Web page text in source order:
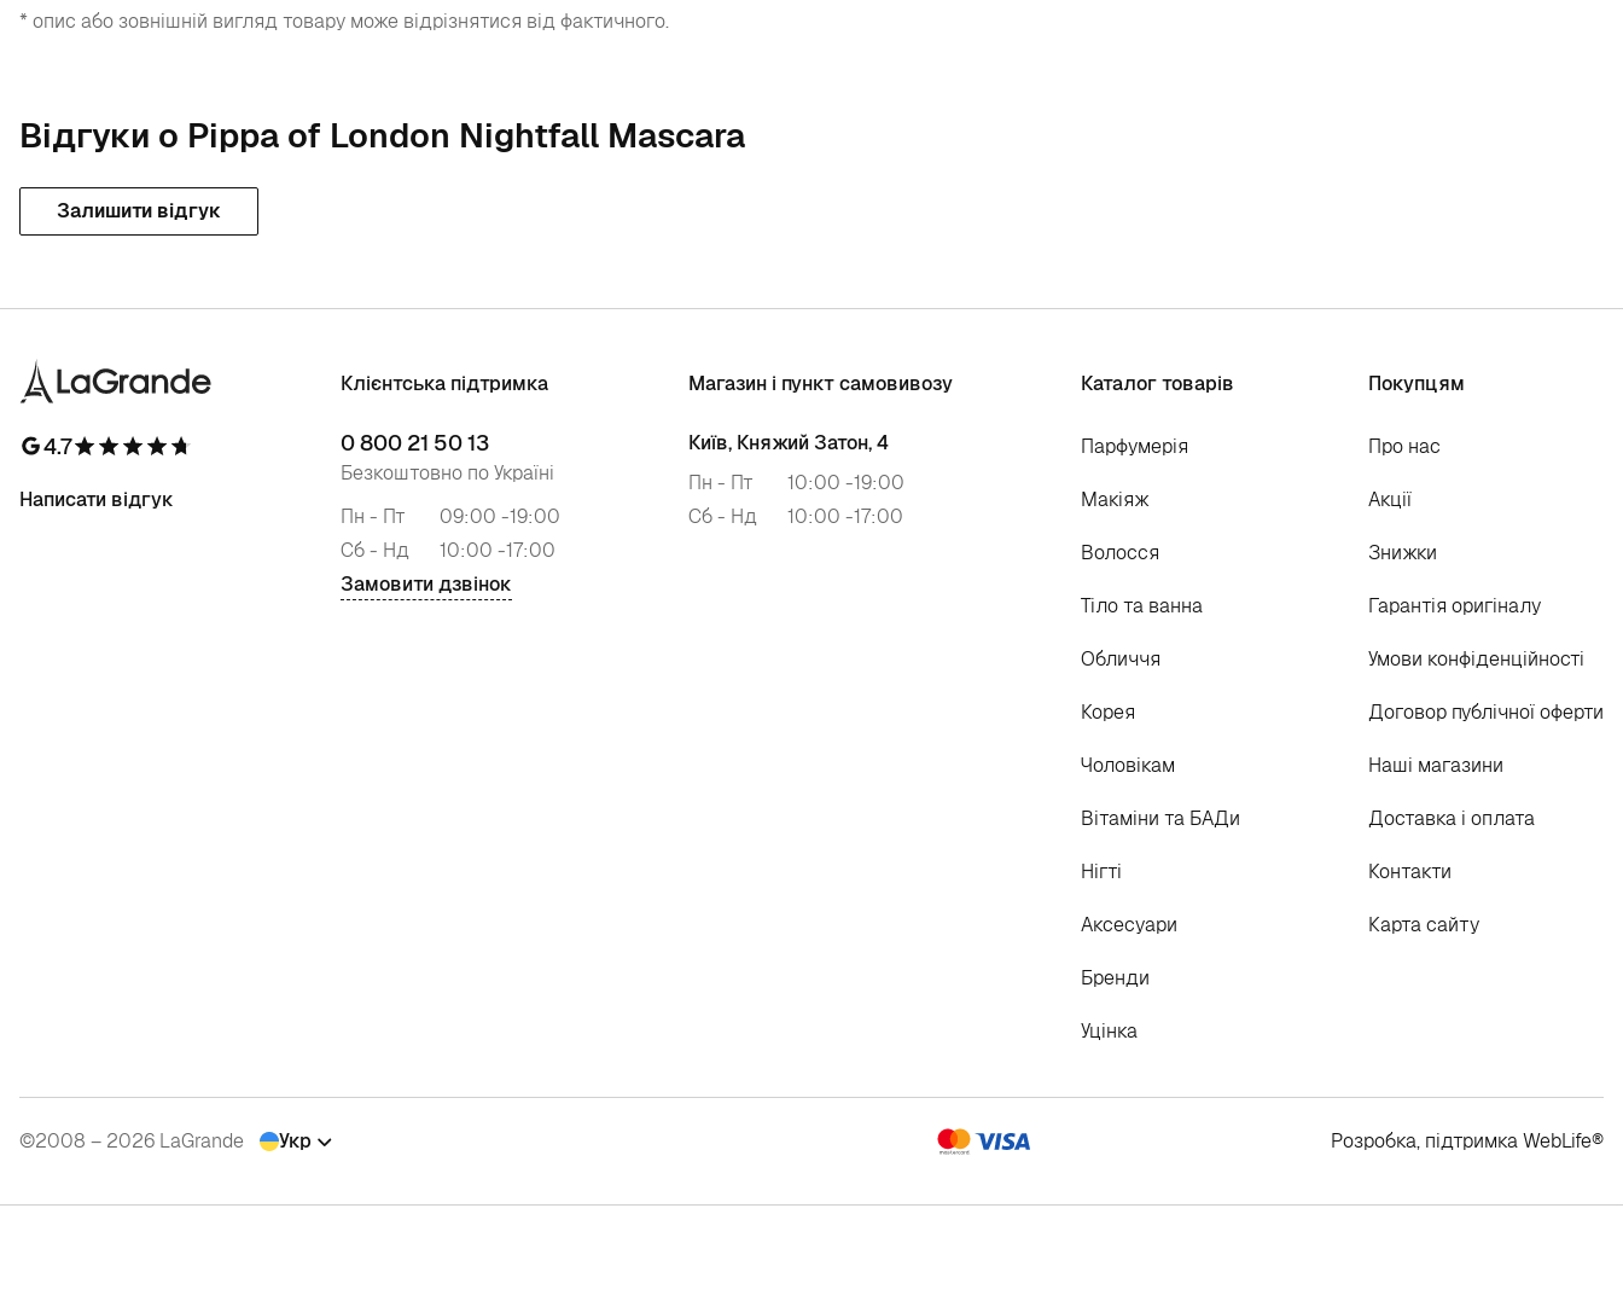
* опис або зовнішній вигляд товару може відрізнятися від фактичного.
Відгуки о Pippa of London Nightfall Mascara
Залишити відгук
4.7
Написати відгук
Клієнтська підтримка
0 800 21 50 13
Безкоштовно по Україні
Пн - Пт
09:00 -19:00
Сб - Нд
10:00 -17:00
Замовити дзвінок
Магазин і пункт самовивозу
Київ, Княжий Затон, 4
Пн - Пт
10:00 -19:00
Сб - Нд
10:00 -17:00
Каталог товарів
Парфумерія
Макіяж
Волосся
Тіло та ванна
Обличчя
Корея
Чоловікам
Вітаміни та БАДи
Нігті
Аксесуари
Бренди
Уцінка
Покупцям
Про нас
Акції
Знижки
Гарантія оригіналу
Умови конфіденційності
Договор публічної оферти
Наші магазини
Доставка і оплата
Контакти
Карта сайту
©2008 – 2026 LaGrande Укр Розробка, підтримкаWebLife®